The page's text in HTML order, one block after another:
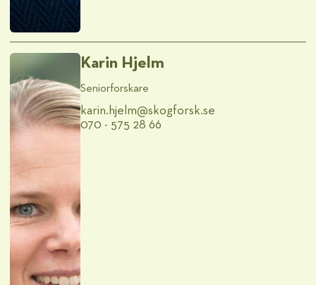
Karin Hjelm
Seniorforskare
karin.hjelm@​skogforsk.se
070 - 575 28 66